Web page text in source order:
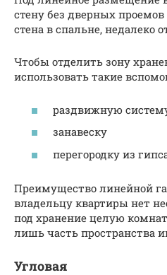
стену без дверных
стена в спальне, недалеко
Чтобы отделить зону
использовать такие
раздвижную
занавеску
перегородку из
Преимущество линейной
владельцу квартиры нет
под хранение целую
лишь часть пространства
Угловая